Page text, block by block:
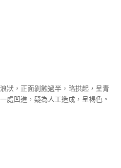
狀，正面剝蝕過半，略拱起，呈青
處凹進，疑為人工造成，呈褐色。